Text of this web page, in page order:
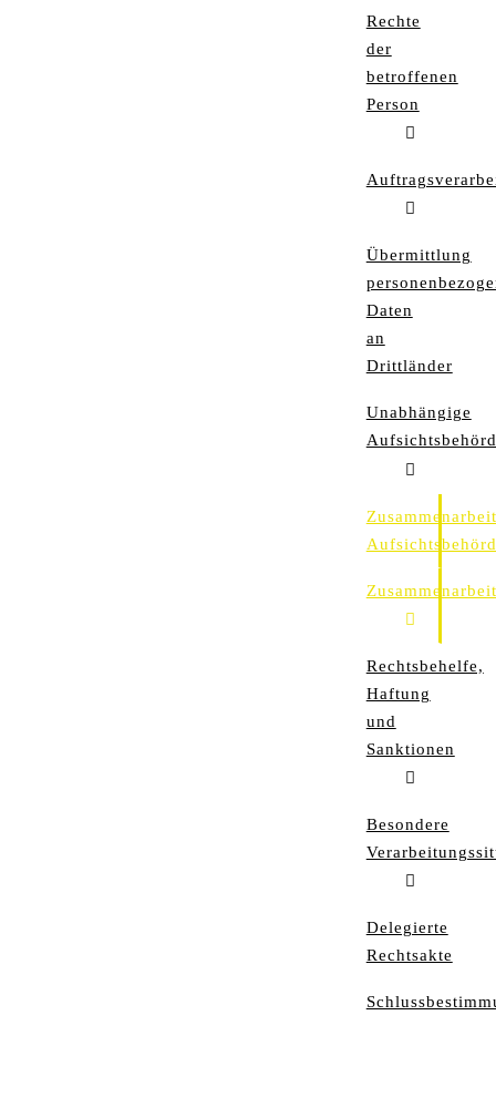
Rechte
der
betroffenen
Person
Übermittlung
Daten
an
Drittländer
Unabhängige
Zusammenarbeit
Zusammenarbeit
Rechtsbehelfe,
Haftung
und
Sanktionen
Besondere
Delegierte
Rechtsakte